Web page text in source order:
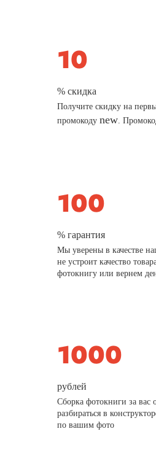
% скидка
Получите скидку на
промокодуnew.
% гарантия
Мы уверены в качестве
не устроит качество
фотокнигу или вернем
рублей
Сборка фотокниги за вас
разбираться в
по вашим фото